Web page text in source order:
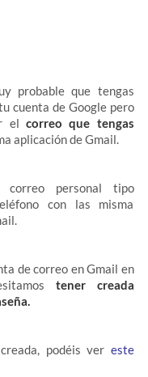
probable que tengas
cuenta de Google pero
el correo que tengas
aplicación de Gmail.
personal tipo
con las misma
de correo en Gmail en
tener creada
podéis ver este